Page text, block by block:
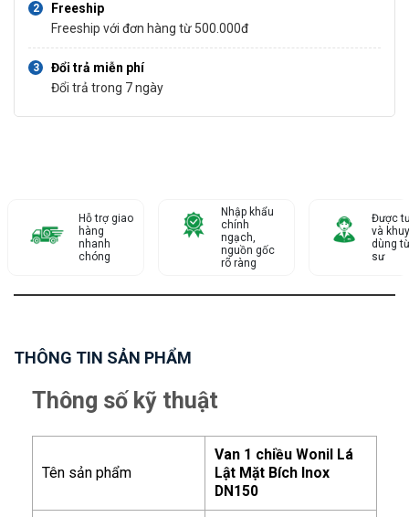
Freeship
Freeship với đơn hàng từ 500.000đ
Đổi trả miễn phí
Đổi trả trong 7 ngày
Hỗ trợ giao
hàng
nhanh
chóng
Nhập khẩu
chính
ngạch,
nguồn gốc
rõ ràng
Được
và
dùng
sư
THÔNG TIN SẢN PHẨM
Thông số kỹ thuật
Tên sản phẩm
Van 1 chiều Wonil Lá
Lật Mặt Bích Inox
DN150